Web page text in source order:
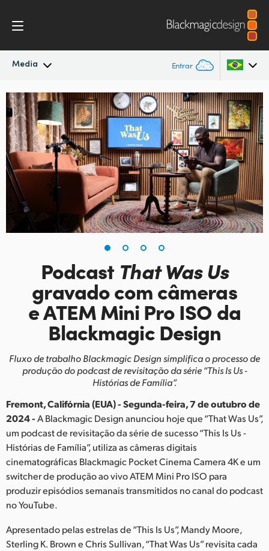
Media Entrar
Novidades
Arquivo
Imagens para Imprensa
Argentina
Australia
Austria
Brazil
Canada
China
Finland
France
Germany
Hong Kong SAR, China
Italy
Japan
Korea
Mexico
Malaysia
Netherlands
Podcast That Was Us
gravado com câmeras
e ATEMMini Pro ISO da
Blackmagic Design
Fluxo de trabalho Blackmagic Design simplifica o processo de
produção do podcast de revisitação da série “This Is Us -
Histórias de Família”.
Fremont, Califórnia (EUA) - Segunda-feira, 7 de outubro de
2024 -A Blackmagic Design anunciou hoje que “That Was Us”,
um podcast de revisitação da série de sucesso “This Is Us -
Histórias de Família”, utiliza as câmeras digitais
cinematográficas Blackmagic Pocket Cinema Camera 4K e um
switcher de produção ao vivo ATEM Mini Pro ISO para
produzir episódios semanais transmitidos no canal do podcast
no YouTube.
Apresentado pelas estrelas de “This Is Us”, Mandy Moore,
Sterling K. Brown e Chris Sullivan, “That Was Us” revisita cada